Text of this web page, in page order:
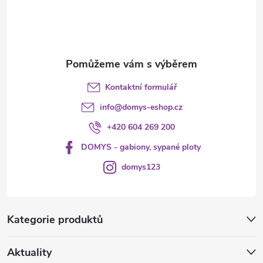
Kategorie produktů
Aktuality
Kontaktní formulář
info@domys-eshop.cz
+420 604 269 200
DOMYS - gabiony, sypané ploty
domys123